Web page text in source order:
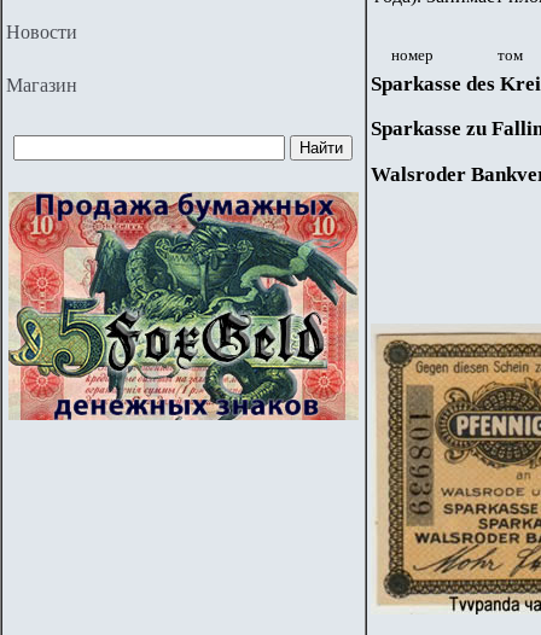
Новости
Магазин
номер том
Sparkasse des
Sparkasse zu
Walsroder